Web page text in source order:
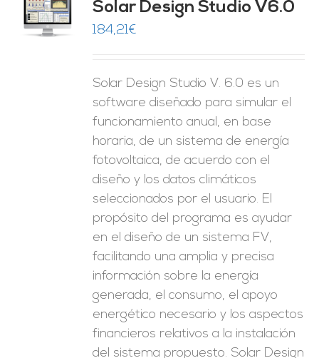
Solar Design Studio V6.0
184,21€
Solar Design Studio V. 6.0 es un
software diseñado para simular el
funcionamiento anual, en base
horaria, de un sistema de energía
fotovoltaica, de acuerdo con el
diseño y los datos climáticos
seleccionados por el usuario. El
propósito del programa es ayudar
en el diseño de un sistema FV,
facilitando una amplia y precisa
información sobre la energía
generada, el consumo, el apoyo
energético necesario y los aspectos
financieros relativos a la instalación
del sistema propuesto. Solar Design